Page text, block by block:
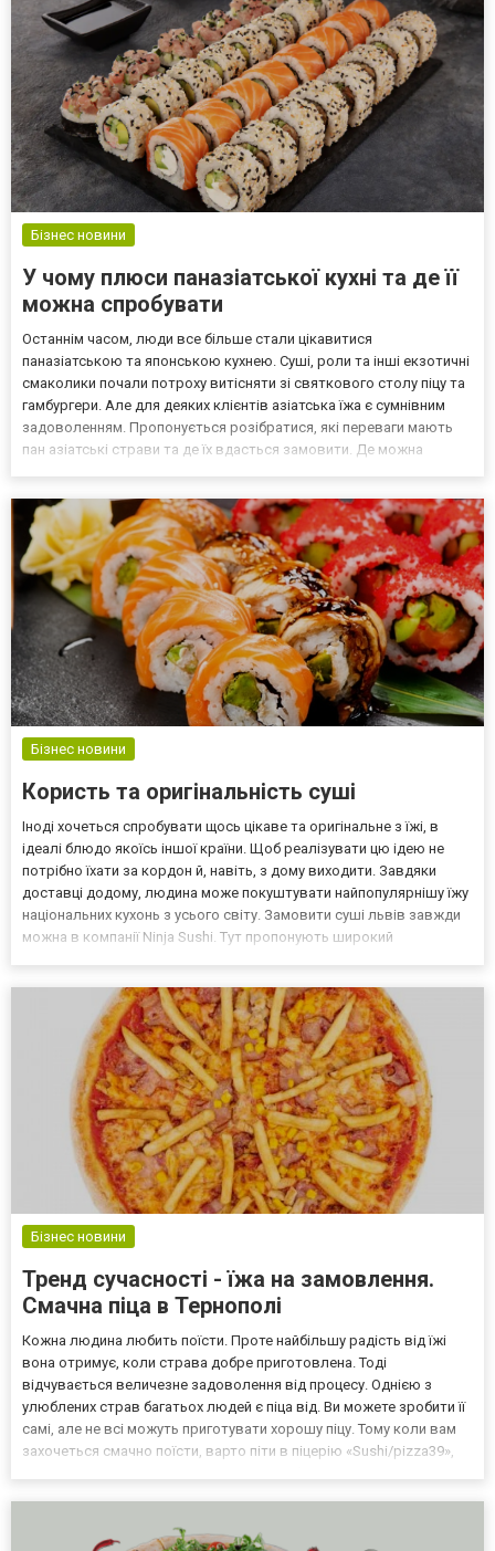
Бізнес новини
У чому плюси паназіатської кухні та де її
можна спробувати
Останнім часом, люди все більше стали цікавитися
паназіатською та японською кухнею. Суші, роли та інші екзотичні
смаколики почали потроху витісняти зі святкового столу піцу та
гамбургери. Але для деяких клієнтів азіатська їжа є сумнівним
задоволенням. Пропонується розібратися, які переваги мають
пан азіатські страви та де їх вдасться замовити. Де можна
Бізнес новини
Користь та оригінальність суші
Іноді хочеться спробувати щось цікаве та оригінальне з їжі, в
ідеалі блюдо якоїсь іншої країни. Щоб реалізувати цю ідею не
потрібно їхати за кордон й, навіть, з дому виходити. Завдяки
доставці додому, людина може покуштувати найпопулярнішу їжу
національних кухонь з усього світу. Замовити суші львів завжди
можна в компанії Ninja Sushi. Тут пропонують широкий
Бізнес новини
Тренд сучасності - їжа на замовлення.
Смачна піца в Тернополі
Кожна людина любить поїсти. Проте найбільшу радість від їжі
вона отримує, коли страва добре приготовлена. Тоді
відчувається величезне задоволення від процесу. Однією з
улюблених страв багатьох людей є піца від. Ви можете зробити її
самі, але не всі можуть приготувати хорошу піцу. Тому коли вам
захочеться смачно поїсти, варто піти в піцерію «Sushi/pizza39»,